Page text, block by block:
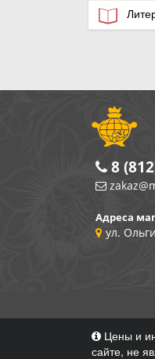
8
Адреса
ул.
Цены и
сайте, не